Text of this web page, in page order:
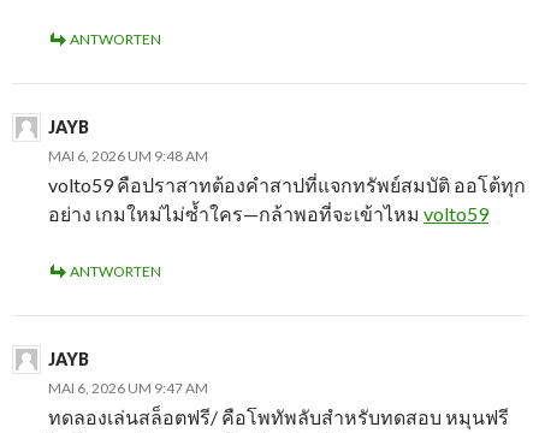
ANTWORTEN
JAYB
MAI 6, 2026 UM 9:48 AM
volto59 คือปราสาทต้องคำสาปที่แจกทรัพย์สมบัติ ออโต้ทุก
อย่าง เกมใหม่ไม่ซ้ำใคร—กล้าพอที่จะเข้าไหม volto59
ANTWORTEN
JAYB
MAI 6, 2026 UM 9:47 AM
ทดลองเล่นสล็อตฟรี/ คือโพทัพลับสำหรับทดสอบ หมุนฟรี